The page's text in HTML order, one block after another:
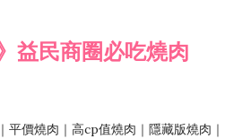
益民商圈必吃燒肉
價燒肉｜高cp值燒肉｜隱藏版燒肉｜